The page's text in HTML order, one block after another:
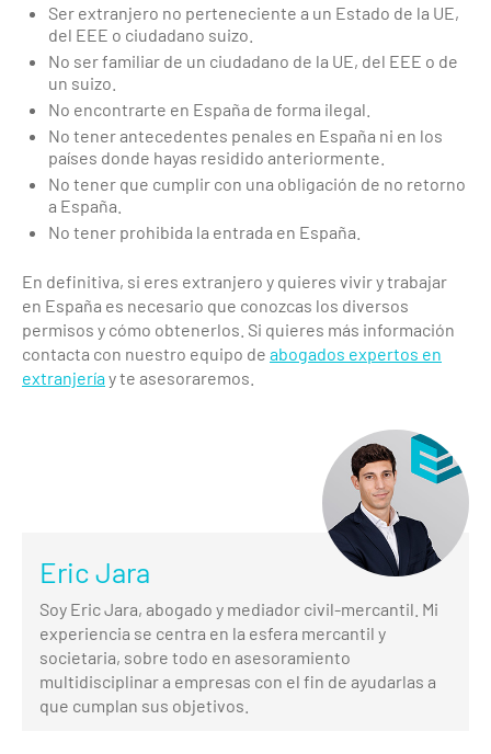
Ser extranjero no perteneciente a un Estado de la UE,
del EEE o ciudadano suizo.
No ser familiar de un ciudadano de la UE, del EEE o de
un suizo.
No encontrarte en España de forma ilegal.
No tener antecedentes penales en España ni en los
países donde hayas residido anteriormente.
No tener que cumplir con una obligación de no retorno
a España.
No tener prohibida la entrada en España.
En definitiva, si eres extranjero y quieres vivir y trabajar
en España es necesario que conozcas los diversos
permisos y cómo obtenerlos. Si quieres más información
contacta con nuestro equipo de abogados expertos en
extranjeríay te asesoraremos.
Eric Jara
Soy Eric Jara, abogado y mediador civil-mercantil. Mi
experiencia se centra en la esfera mercantil y
societaria, sobre todo en asesoramiento
multidisciplinar a empresas con el fin de ayudarlas a
que cumplan sus objetivos.